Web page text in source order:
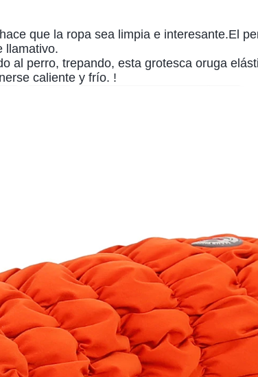
que la ropa sea limpia e interesante.El
llamativo.
al perro, trepando, esta grotesca oruga
caliente y frío. !